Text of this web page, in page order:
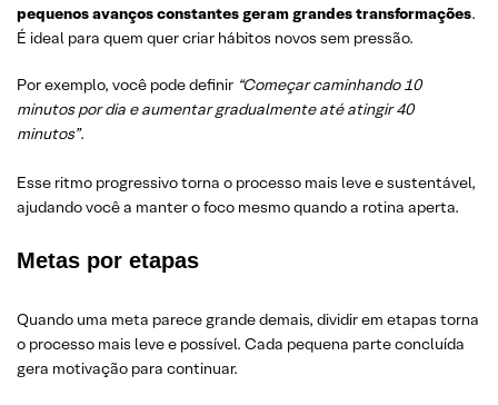
pequenos avanços constantes geram grandes transformações.
É ideal para quem quer criar hábitos novos sem pressão.
Por exemplo, você pode definir “Começar caminhando 10
minutos por dia e aumentar gradualmente até atingir 40
minutos”.
Esse ritmo progressivo torna o processo mais leve e sustentável,
ajudando você a manter o foco mesmo quando a rotina aperta.
Metas por etapas
Quando uma meta parece grande demais, dividir em etapas torna
o processo mais leve e possível. Cada pequena parte concluída
gera motivação para continuar.